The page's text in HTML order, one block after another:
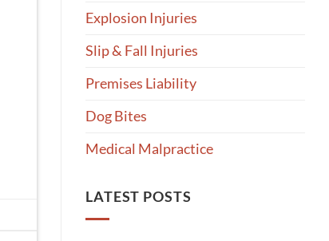
Explosion Injuries
Slip & Fall Injuries
Premises Liability
Dog Bites
Medical Malpractice
LATEST POSTS